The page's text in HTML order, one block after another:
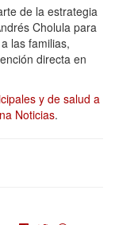
de la estrategia
Cholula para
las familias,
directa en
y de salud a
Noticias.